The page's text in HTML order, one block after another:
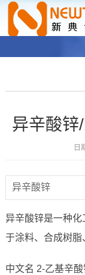
异辛酸锌
日
异辛酸锌
异辛酸锌是一种化
于涂料、合成树脂
中文名 2-乙基辛酸